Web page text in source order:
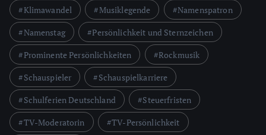
Klimawandel
Musiklegende
Namenspatron
Namenstag
Persönlichkeit und Sternzeichen
Prominente Persönlichkeiten
Rockmusik
Schauspieler
Schauspielkarriere
Schulferien Deutschland
Steuerfristen
TV-Moderatorin
TV-Persönlichkeit